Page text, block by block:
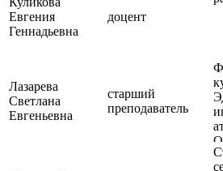
Евгения
Геннадьевна
доцент
Лазарева
Светлана
Евгеньевна
старший
преподаватель